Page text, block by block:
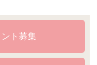
ト募集